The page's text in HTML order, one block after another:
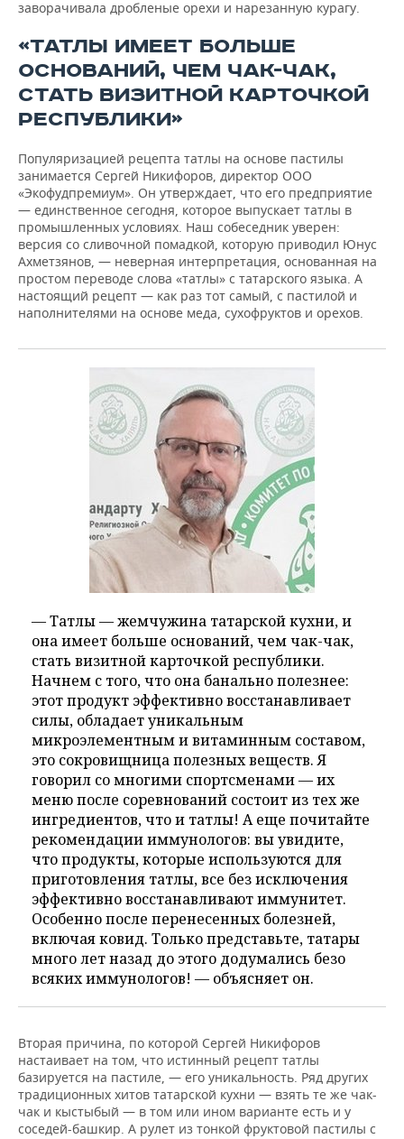
заворачивала дробленые орехи и нарезанную курагу.
«ТАТЛЫ ИМЕЕТ БОЛЬШЕ
ОСНОВАНИЙ, ЧЕМ ЧАК-ЧАК,
СТАТЬ ВИЗИТНОЙ КАРТОЧКОЙ
РЕСПУБЛИКИ»
Популяризацией рецепта татлы на основе пастилы
занимается Сергей Никифоров, директор ООО
«Экофудпремиум». Он утверждает, что его предприятие
— единственное сегодня, которое выпускает татлы в
промышленных условиях. Наш собеседник уверен:
версия со сливочной помадкой, которую приводил Юнус
Ахметзянов, — неверная интерпретация, основанная на
простом переводе слова «татлы» с татарского языка. А
настоящий рецепт — как раз тот самый, с пастилой и
наполнителями на основе меда, сухофруктов и орехов.
— Татлы — жемчужина татарской кухни, и
она имеет больше оснований, чем чак-чак,
стать визитной карточкой республики.
Начнем с того, что она банально полезнее:
этот продукт эффективно восстанавливает
силы, обладает уникальным
микроэлементным и витаминным составом,
это сокровищница полезных веществ. Я
говорил со многими спортсменами — их
меню после соревнований состоит из тех же
ингредиентов, что и татлы! А еще почитайте
рекомендации иммунологов: вы увидите,
что продукты, которые используются для
приготовления татлы, все без исключения
эффективно восстанавливают иммунитет.
Особенно после перенесенных болезней,
включая ковид. Только представьте, татары
много лет назад до этого додумались безо
всяких иммунологов! — объясняет он.
Вторая причина, по которой Сергей Никифоров
настаивает на том, что истинный рецепт татлы
базируется на пастиле, — его уникальность. Ряд других
традиционных хитов татарской кухни — взять те же чак-
чак и кыстыбый — в том или ином варианте есть и у
соседей-башкир. А рулет из тонкой фруктовой пастилы с